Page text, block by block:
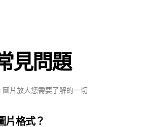
見問題
圖片放大您需要了解的一切
片格式？